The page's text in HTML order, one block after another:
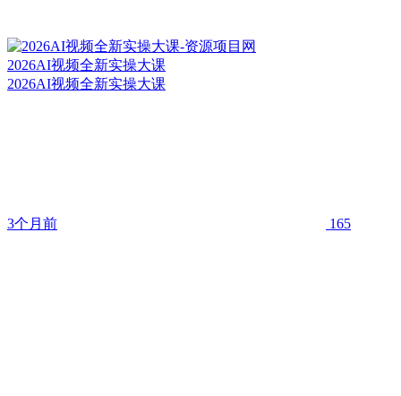
2026AI视频全新实操大课
2026AI视频全新实操大课
3个月前 165